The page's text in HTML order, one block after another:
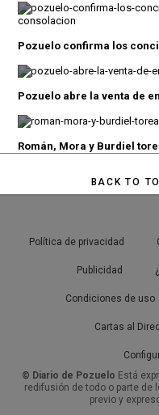
Pozuelo confirma los
Pozuelo abre la venta de
Román, Mora y Burdiel
BACK TO
Política de privacidad
Publicidad
Condiciones de uso
Cartas al
© Diario de Pozuelo Está
redifusión de todo o parte de
previo y